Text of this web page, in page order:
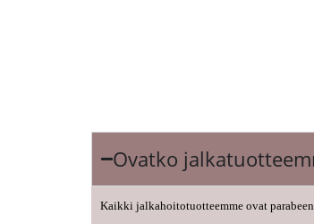
Ovatko
Kaikki jalkahoitotuotteemme ovat